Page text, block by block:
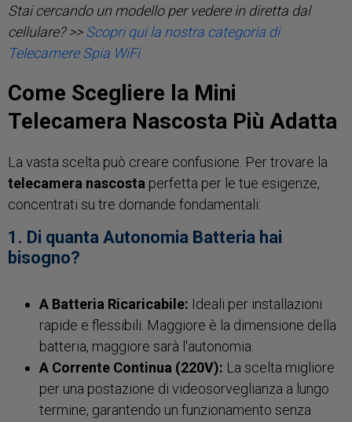
Stai cercando un modello per vedere in diretta dal
cellulare? >>Scopri qui la nostra categoria di
Telecamere Spia WiFi
Come Scegliere la Mini
Telecamera Nascosta Più Adatta
La vasta scelta può creare confusione. Per trovare la
telecamera nascosta perfetta per le tue esigenze,
concentrati su tre domande fondamentali:
1. Di quanta Autonomia Batteria hai
bisogno?
A Batteria Ricaricabile: Ideali per installazioni
rapide e flessibili. Maggiore è la dimensione della
batteria, maggiore sarà l'autonomia.
A Corrente Continua (220V): La scelta migliore
per una postazione di videosorveglianza a lungo
termine, garantendo un funzionamento senza